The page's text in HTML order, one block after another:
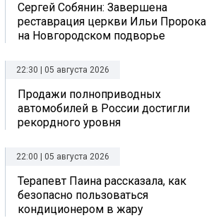
Сергей Собянин: Завершена
реставрация церкви Ильи Пророка
на Новгородском подворье
22:30 | 05 августа 2026
Продажи полноприводных
автомобилей в России достигли
рекордного уровня
22:00 | 05 августа 2026
Терапевт Паина рассказала, как
безопасно пользоваться
кондиционером в жару